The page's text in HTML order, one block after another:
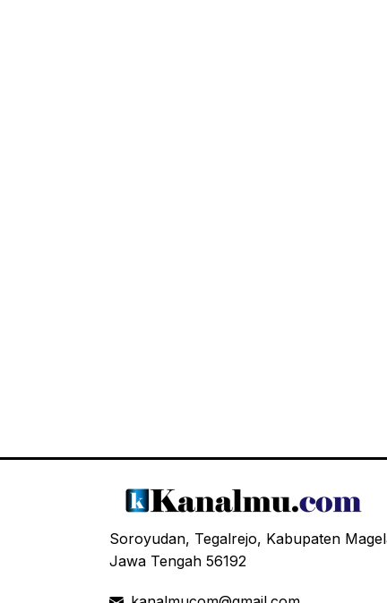
Soroyudan, Tegalrejo, Kabupaten
Jawa Tengah 56192